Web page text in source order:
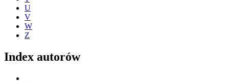
U
V
W
Z
Index autorów